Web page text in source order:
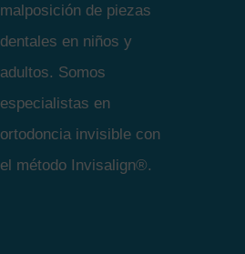
malposición de piezas
dentales en niños y
adultos. Somos
especialistas en
ortodoncia invisible con
el método Invisalign®.